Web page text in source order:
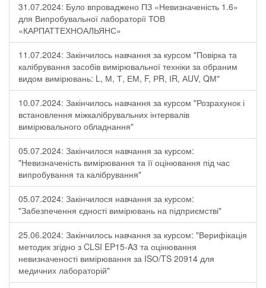
31.07.2024: Було впроваджено ПЗ «Невизначеність 1.6»
для Випробувальної лабораторії ТОВ
«КАРПАТТЕХНОАЛЬЯНС»
11.07.2024: Закінчилось навчання за курсом "Повірка та
калібрування засобів вимірювальної техніки за обраним
видом вимірювань: L, М, Т, ЕМ, F, РR, ІR, АUV, QМ"
10.07.2024: Закінчилось навчання за курсом "Розрахунок і
встановлення міжкалібрувальних інтервалів
вимірювального обладнання"
05.07.2024: Закінчилося навчання за курсом:
"Невизначеність вимірювання та її оцінювання під час
випробування та калібрування"
05.07.2024: Закінчилося навчання за курсом:
"Забезпечення єдності вимірювань на підприємстві"
25.06.2024: Закінчилось навчання за курсом: "Верифікація
методик згідно з CLSI EP15-A3 та оцінювання
невизначеності вимірювання за ISО/TS 20914 для
медичних лабораторій"